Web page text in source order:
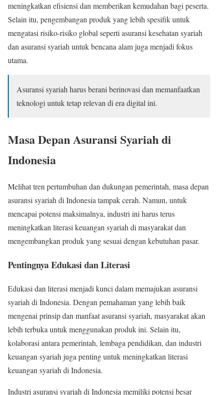
meningkatkan efisiensi dan memberikan kemudahan bagi peserta.
Selain itu, pengembangan produk yang lebih spesifik untuk
mengatasi risiko-risiko global seperti asuransi kesehatan syariah
dan asuransi syariah untuk bencana alam juga menjadi fokus
utama.
Asuransi syariah harus berani berinovasi dan memanfaatkan
teknologi untuk tetap relevan di era digital ini.
Masa Depan Asuransi Syariah di
Indonesia
Melihat tren pertumbuhan dan dukungan pemerintah, masa depan
asuransi syariah di Indonesia tampak cerah. Namun, untuk
mencapai potensi maksimalnya, industri ini harus terus
meningkatkan literasi keuangan syariah di masyarakat dan
mengembangkan produk yang sesuai dengan kebutuhan pasar.
Pentingnya Edukasi dan Literasi
Edukasi dan literasi menjadi kunci dalam memajukan asuransi
syariah di Indonesia. Dengan pemahaman yang lebih baik
mengenai prinsip dan manfaat asuransi syariah, masyarakat akan
lebih terbuka untuk menggunakan produk ini. Selain itu,
kolaborasi antara pemerintah, lembaga pendidikan, dan industri
keuangan syariah juga penting untuk meningkatkan literasi
keuangan syariah di Indonesia.
Industri asuransi syariah di Indonesia memiliki potensi besar